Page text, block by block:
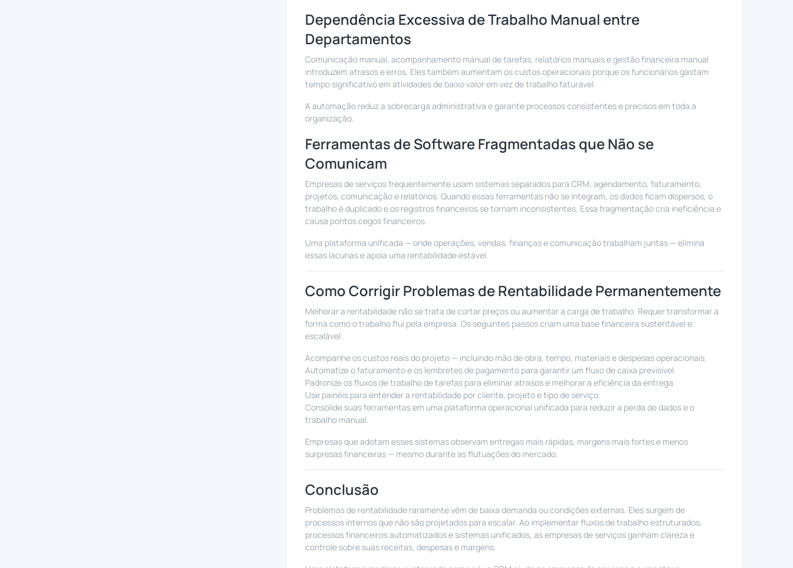
Dependência Excessiva de Trabalho Manual entre
Departamentos
Comunicação manual, acompanhamento manual de tarefas, relatórios manuais e gestão financeira manual
introduzem atrasos e erros. Eles também aumentam os custos operacionais porque os funcionários gastam
tempo significativo em atividades de baixo valor em vez de trabalho faturável.
A automação reduz a sobrecarga administrativa e garante processos consistentes e precisos em toda a
organização.
Ferramentas de Software Fragmentadas que Não se
Comunicam
Empresas de serviços frequentemente usam sistemas separados para CRM, agendamento, faturamento,
projetos, comunicação e relatórios. Quando essas ferramentas não se integram, os dados ficam dispersos, o
trabalho é duplicado e os registros financeiros se tornam inconsistentes. Essa fragmentação cria ineficiência e
causa pontos cegos financeiros.
Uma plataforma unificada — onde operações, vendas, finanças e comunicação trabalham juntas — elimina
essas lacunas e apoia uma rentabilidade estável.
Como Corrigir Problemas de Rentabilidade Permanentemente
Melhorar a rentabilidade não se trata de cortar preços ou aumentar a carga de trabalho. Requer transformar a
forma como o trabalho flui pela empresa. Os seguintes passos criam uma base financeira sustentável e
escalável:
Acompanhe os custos reais do projeto — incluindo mão de obra, tempo, materiais e despesas operacionais.
Automatize o faturamento e os lembretes de pagamento para garantir um fluxo de caixa previsível.
Padronize os fluxos de trabalho de tarefas para eliminar atrasos e melhorar a eficiência da entrega.
Use painéis para entender a rentabilidade por cliente, projeto e tipo de serviço.
Consolide suas ferramentas em uma plataforma operacional unificada para reduzir a perda de dados e o
trabalho manual.
Empresas que adotam esses sistemas observam entregas mais rápidas, margens mais fortes e menos
surpresas financeiras — mesmo durante as flutuações do mercado.
Conclusão
Problemas de rentabilidade raramente vêm de baixa demanda ou condições externas. Eles surgem de
processos internos que não são projetados para escalar. Ao implementar fluxos de trabalho estruturados,
processos financeiros automatizados e sistemas unificados, as empresas de serviços ganham clareza e
controle sobre suas receitas, despesas e margens.